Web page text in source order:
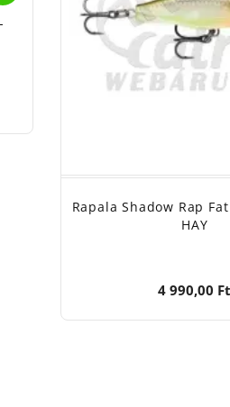
Rapala Shadow Rap Fat
HAY
4 990,00 Ft